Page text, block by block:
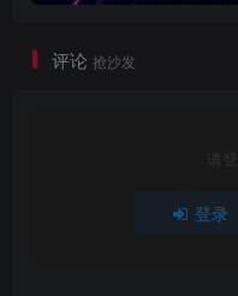
评论 抢沙发
请
登录